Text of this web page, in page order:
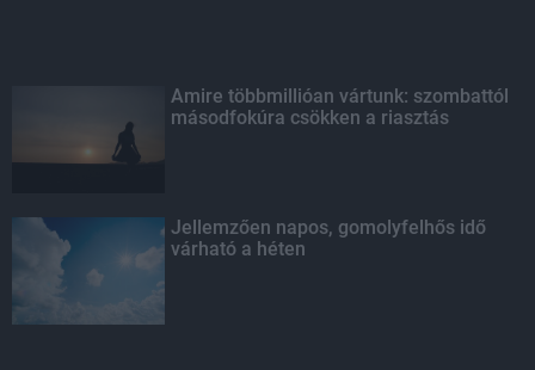
Amire többmillióan vártunk: szombattól
másodfokúra csökken a riasztás
Jellemzően napos, gomolyfelhős idő
várható a héten